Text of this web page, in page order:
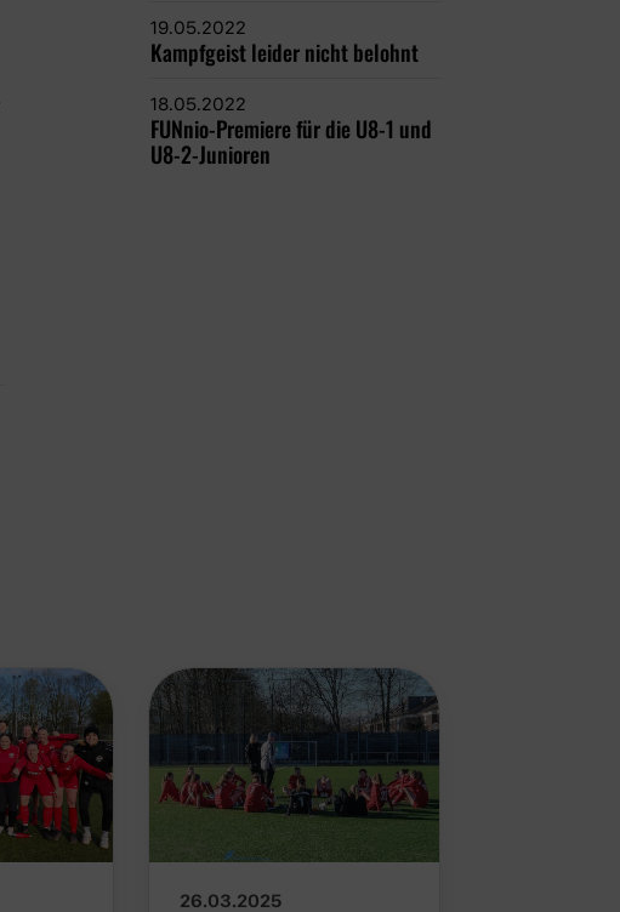
19.05.2022
Kampfgeist leider nicht belohnt
18.05.2022
FUNnio-Premiere für die U8-1 und
U8-2-Junioren
26.03.2025